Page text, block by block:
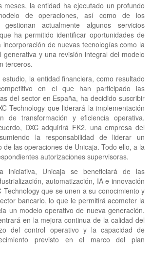
meses, la entidad ha ejecutado un profundo
de operaciones, así como de los
actualmente algunos servicios
ha permitido identificar oportunidades de
incorporación de nuevas tecnologías como la
generativa y una revisión integral del modelo
terceros.
la entidad financiera, como resultado
en el que han participado las
del sector en España, ha decidido suscribir
Technology que liderará la implementación
de transformación y eficiencia operativa.
DXC adquirirá FK2, una empresa del
la responsabilidad de liderar un
de las operaciones de Unicaja. Todo ello, a la
autorizaciones supervisoras.
iniciativa, Unicaja se beneficiará de las
automatización, IA e innovación
Technology que se unen a su conocimiento y
bancario, lo que le permitirá acometer la
un modelo operativo de nueva generación.
en la mejora continua de la calidad del
del control operativo y la capacidad de
previsto en el marco del plan